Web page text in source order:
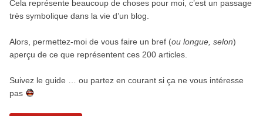
Cela représente beaucoup de choses pour moi, c’est un passage
très symbolique dans la vie d’un blog.
Alors, permettez-moi de vous faire un bref (ou longue, selon)
aperçu de ce que représentent ces 200 articles.
Suivez le guide … ou partez en courant si ça ne vous intéresse
pas